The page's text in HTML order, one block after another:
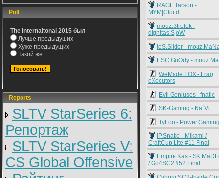
Poll
The Internaitonal 2015 был
Лучше предыдуших
Хуже предыдущих
Такой же
Reports
SLTV StarSeries 6:
Репортаж
SLTV StarSeries V:
CS Global Offensive
RAGE.Tarson -
MYM|Cloud
mouz.Strelok -
dignitas.SjoW
ieS.Slider -
ESC.GoOdy -
WeMade FOX - Frag
eXecutors
Evil Geniuses - fnatic
SK-Gaming - Na`Vi
TyLoo - Power Gaming
iP.Snake - Mikami /
CraftCup Lite #11 Final
Empire.Kas -
/ Go4SC2 #52 Final